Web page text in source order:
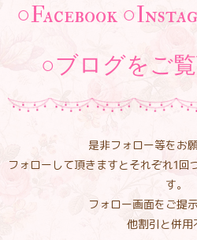
○Facebook
○ブログをご覧
是非フォロー等をお
フォローして頂きますとそれぞれ1回
す。
フォロー画面をご提
他割引と併用